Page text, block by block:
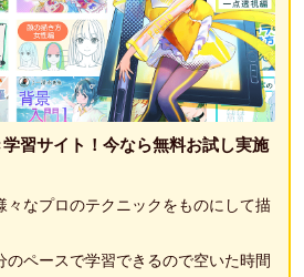
習サイト！今なら無料お試し実施
々なプロのテクニックをものにして描
のペースで学習できるので空いた時間